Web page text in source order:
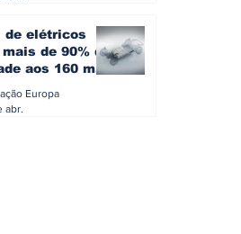
de elétricos
de 90% da
aos 160 mil
Europa
abr.